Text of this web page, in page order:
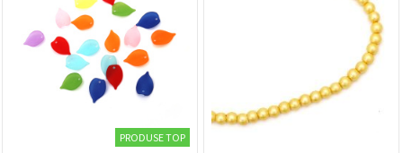
ajutorul
partenerilor
PRODUSE TOP